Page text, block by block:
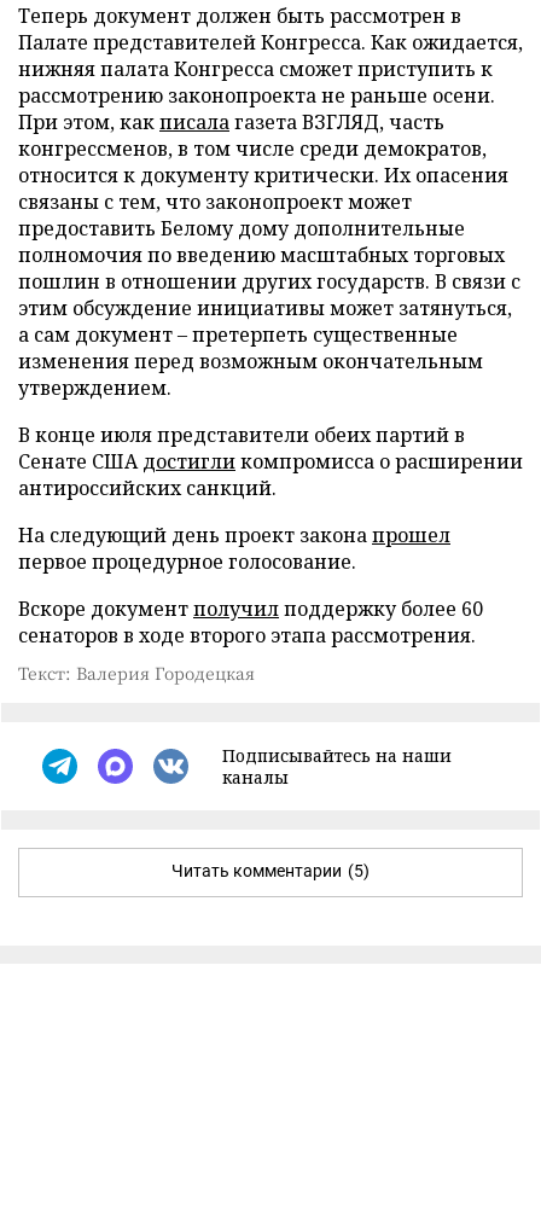
Теперь документ должен быть рассмотрен в
Палате представителей Конгресса. Как ожидается,
нижняя палата Конгресса сможет приступить к
рассмотрению законопроекта не раньше осени.
При этом, какписалагазета ВЗГЛЯД, часть
конгрессменов, в том числе среди демократов,
относится к документу критически. Их опасения
связаны с тем, что законопроект может
предоставить Белому дому дополнительные
полномочия по введению масштабных торговых
пошлин в отношении других государств. В связи с
этим обсуждение инициативы может затянуться,
а сам документ – претерпеть существенные
изменения перед возможным окончательным
утверждением.
В конце июля представители обеих партий в
Сенате СШАдостигликомпромисса о расширении
антироссийских санкций.
На следующий день проект законапрошел
первое процедурное голосование.
Вскоре документполучилподдержку более 60
сенаторов в ходе второго этапа рассмотрения.
Текст: Валерия Городецкая
Подписывайтесь на наши
каналы
Читать комментарии (5)